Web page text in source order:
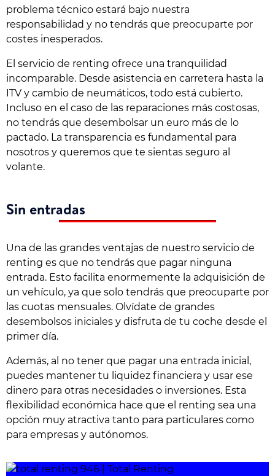
problema técnico estará bajo nuestra
responsabilidad y no tendrás que preocuparte por
costes inesperados.
El servicio de renting ofrece una tranquilidad
incomparable. Desde asistencia en carretera hasta la
ITV y cambio de neumáticos, todo está cubierto.
Incluso en el caso de las reparaciones más costosas,
no tendrás que desembolsar un euro más de lo
pactado. La transparencia es fundamental para
nosotros y queremos que te sientas seguro al
volante.
Sin entradas
Una de las grandes ventajas de nuestro servicio de
renting es que no tendrás que pagar ninguna
entrada. Esto facilita enormemente la adquisición de
un vehículo, ya que solo tendrás que preocuparte por
las cuotas mensuales. Olvídate de grandes
desembolsos iniciales y disfruta de tu coche desde el
primer día.
Además, al no tener que pagar una entrada inicial,
puedes mantener tu liquidez financiera y usar ese
dinero para otras necesidades o inversiones. Esta
flexibilidad económica hace que el renting sea una
opción muy atractiva tanto para particulares como
para empresas y autónomos.